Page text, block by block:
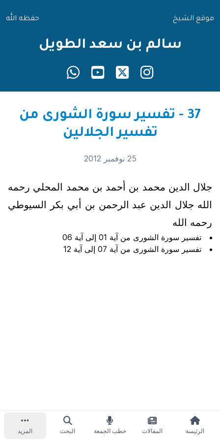
موقع الشيخ حفظه الله
سالم بن سعد الطويل
37 - تفسير سورة الشورى من
تفسير الجلالين
25 نوفمبر 2012
جلال الدين محمد بن أحمد بن محمد المحلي رحمه
الله جلال الدين عبد الرحمن بن أبي بكر السيوطي
رحمه الله
تفسير سورة الشورى من آية 01 إلى آية 06
تفسير سورة الشورى من آية 07 إلى آية 12
الرئيسة المقالات خطب الجمعة البحث المزيد